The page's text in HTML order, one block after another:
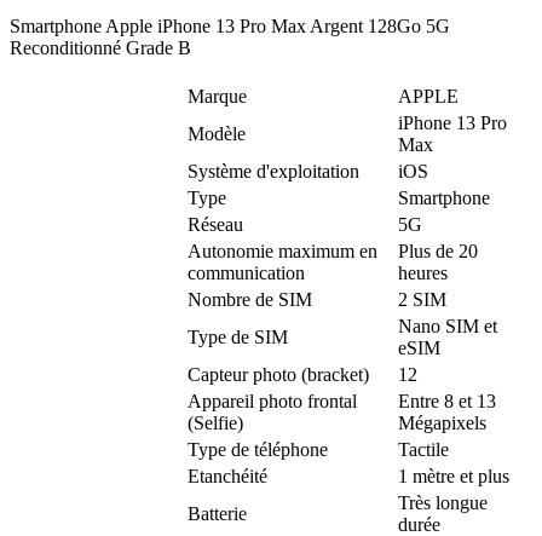
Smartphone Apple iPhone 13 Pro Max Argent 128Go 5G
Reconditionné Grade B
Marque
APPLE
Modèle
iPhone 13 Pro
Max
Système d'exploitation
iOS
Type
Smartphone
Réseau
5G
Autonomie maximum en
communication
Plus de 20
heures
Nombre de SIM
2 SIM
Type de SIM
Nano SIM et
eSIM
Capteur photo (bracket)
12
Appareil photo frontal
(Selfie)
Entre 8 et 13
Mégapixels
Type de téléphone
Tactile
Etanchéité
1 mètre et plus
Batterie
Très longue
durée